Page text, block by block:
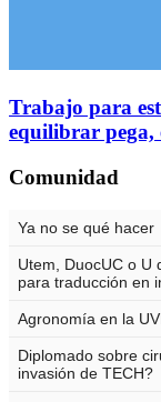
Trabajo para
equilibrar pega,
Comunidad